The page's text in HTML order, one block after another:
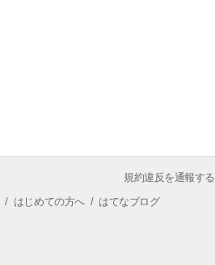
規約違反を通報する
/ はじめての方へ/ はてなブログ